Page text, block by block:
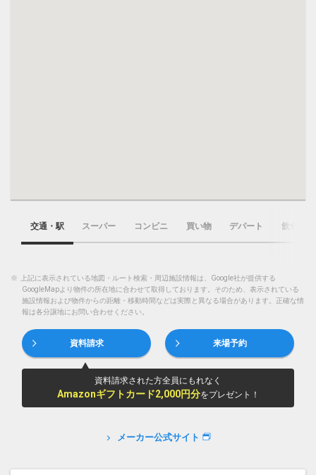
交通・駅 スーパー コンビニ 買い物 デパート 飲食店
※
上記に表示されている地図・ルート検索・周辺施設情報は、Google社が提供する
GoogleMapより物件の所在地に合わせて取得しております。そのため、表示されている
施設情報および物件からの距離・移動時間などは実際と異なる場合があります。正確な情
報は各分譲地にお問い合わせください。
資料請求 来場予約
資料請求された方全員にもれなく
Amazonギフトカード2,000円分をプレゼント！
メーカー公式サイト